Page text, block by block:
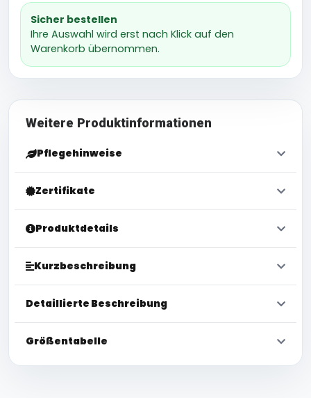
Sicher bestellen
Ihre Auswahl wird erst nach Klick auf den
Warenkorb übernommen.
Weitere Produktinformationen
Pflegehinweise
Zertifikate
Produktdetails
Kurzbeschreibung
Detaillierte Beschreibung
Größentabelle